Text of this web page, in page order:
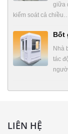
giữa
kiểm soát cả
Bốt
Nhà
tác
LIÊN HỆ